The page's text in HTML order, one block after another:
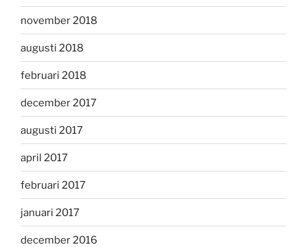
november 2018
augusti 2018
februari 2018
december 2017
augusti 2017
april 2017
februari 2017
januari 2017
december 2016